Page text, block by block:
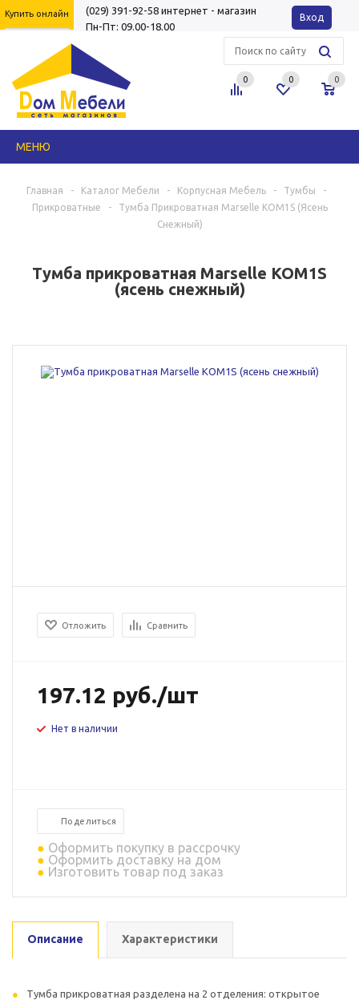
Купить онлайн Вход
(029) 391-92-58 интернет - магазин
Пн-Пт: 09.00-18.00
0 0 0
МЕНЮ
Главная - Каталог Мебели - Корпусная Мебель - Тумбы
-
Прикроватные
-
Тумба Прикроватная Marselle KOM1S (ясень
Снежный)
Тумба прикроватная Marselle KOM1S
(ясень снежный)
Отложить Сравнить
197.12 руб./шт
Нет в наличии
Поделиться
Оформить покупку в рассрочку
Оформить доставку на дом
Изготовить товар под заказ
Описание Характеристики
Тумба прикроватная разделена на 2 отделения: открытое